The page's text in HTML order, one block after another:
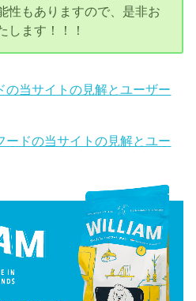
性もありますので、是非お
します！！！
の当サイトの見解とユーザー
ードの当サイトの見解とユー